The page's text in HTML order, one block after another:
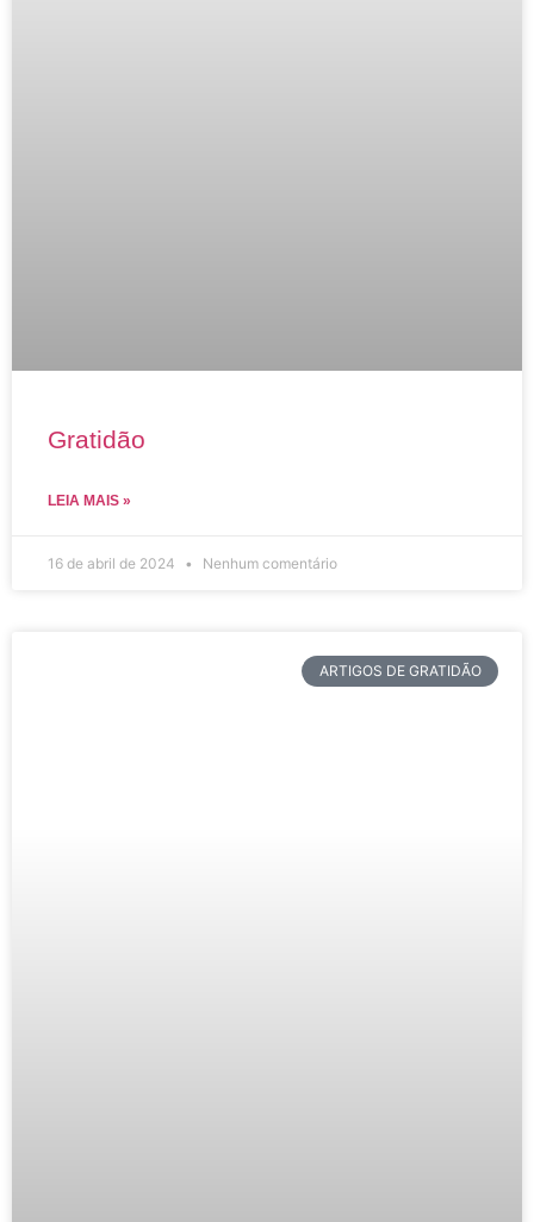
Gratidão
LEIA MAIS »
16 de abril de 2024 Nenhum comentário
ARTIGOS DE GRATIDÃO